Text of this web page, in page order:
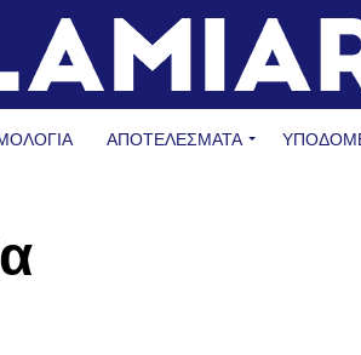
ΑΠΟΤΕΛΕΣΜΑΤΑ